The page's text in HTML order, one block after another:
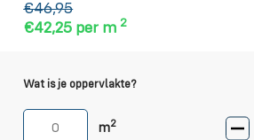
€46,95
€42,25 per m 2
Wat is je oppervlakte?
m2